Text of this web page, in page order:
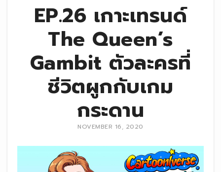
EP.26 เกาะเทรนด์
The Queen’s
Gambit ตัวละครที่
ชีวิตผูกกับเกม
กระดาน
NOVEMBER 16, 2020